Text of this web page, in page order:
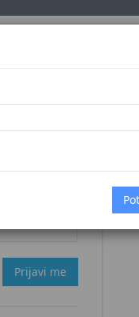
šifra?
Prijavi me